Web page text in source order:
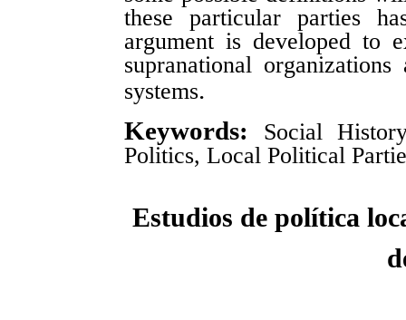
these particular parties
argument is developed to
supranational
systems.
Keywords:
Social
Politics, Local Political
Estudios de política